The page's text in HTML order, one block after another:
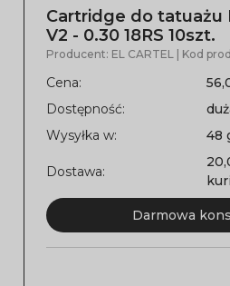
Cartridge do tatuażu
V2 - 0.30 18RS 10szt.
Producent: EL CARTEL | Kod
Cena:
Dostępność:
Wysyłka w:
48
Dostawa:
Darmowa